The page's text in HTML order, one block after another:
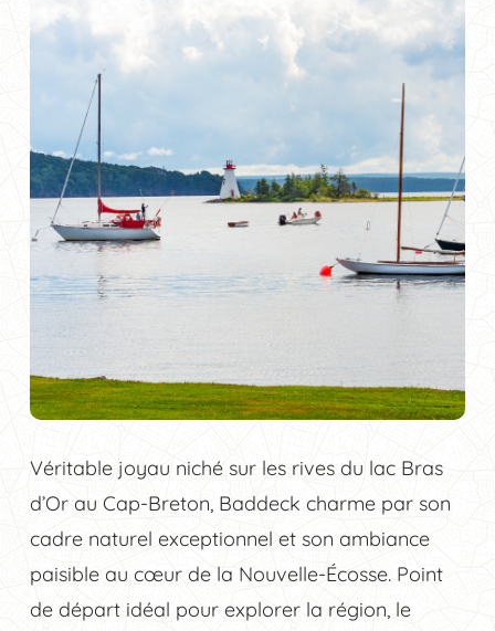
Véritable joyau niché sur les rives du lac Bras
d’Or au Cap-Breton, Baddeck charme par son
cadre naturel exceptionnel et son ambiance
paisible au cœur de la Nouvelle-Écosse. Point
de départ idéal pour explorer la région, le